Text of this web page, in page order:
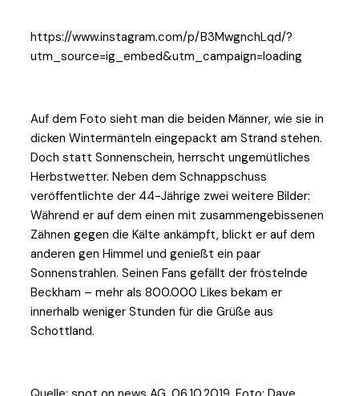
https://www.instagram.com/p/B3MwgnchLqd/?
utm_source=ig_embed&utm_campaign=loading
Auf dem Foto sieht man die beiden Männer, wie sie in
dicken Wintermänteln eingepackt am Strand stehen.
Doch statt Sonnenschein, herrscht ungemütliches
Herbstwetter. Neben dem Schnappschuss
veröffentlichte der 44-Jährige zwei weitere Bilder:
Während er auf dem einen mit zusammengebissenen
Zähnen gegen die Kälte ankämpft, blickt er auf dem
anderen gen Himmel und genießt ein paar
Sonnenstrahlen. Seinen Fans gefällt der fröstelnde
Beckham – mehr als 800.000 Likes bekam er
innerhalb weniger Stunden für die Grüße aus
Schottland.